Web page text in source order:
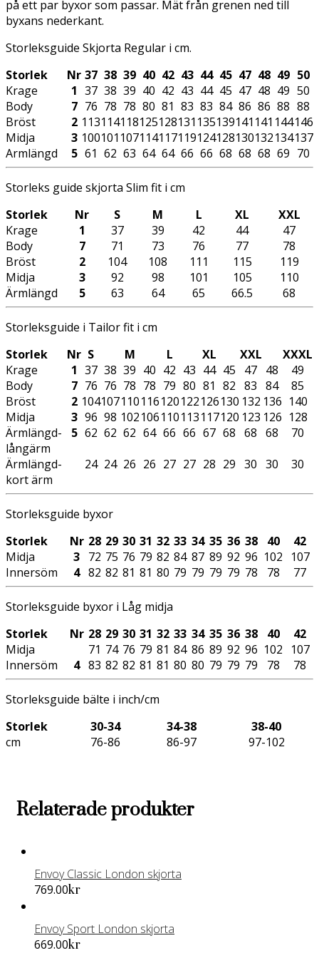
på ett par byxor som passar. Mät från grenen ned till
byxans nederkant.
Storleksguide Skjorta Regular i cm.
Storlek
Nr 37 38 39 40 42 43 44 45 47 48 49 50
Krage
1 37 38 39 40 42 43 44 45 47 48 49 50
Body
7 76 78 78 80 81 83 83 84 86 86 88 88
Bröst
2 113114118125128131 135139141 141 144146
Midja
3 100101 107114117119124128130132134137
Armlängd
5 61 62 63 64 64 66 66 68 68 68 69 70
Storleks guide skjorta Slim fit i cm
Storlek
Nr S M L XL
XXL
Krage
1 37 39 42 44
47
Body
7 71 73 76 77
78
Bröst
2 104 108 111 115
119
Midja
3 92 98 101 105
110
Ärmlängd
5 63 64 65 66.5 68
Storleksguide i Tailor fit i cm
Storlek
Nr S M L XL XXL
XXXL
Krage
1 37 38 39 40 42 43 44 45 47 48
49
Body
7 76 76 78 78 79 80 81 82 83 84
85
Bröst
2 104107110116120122126130 132 136 140
Midja
3 96 98 102106110113117120 123 126 128
Ärmlängd-
långärm
5 62 62 62 64 66 66 67 68 68 68
70
Ärmlängd-
kort ärm
24 24 26 26 27 27 28 29 30 30 30
Storleksguide byxor
Storlek
Nr 28 29 30 31 32 33 34 35 36 38 40
42
Midja
3 72 75 76 79 82 84 87 89 92 96 102
107
Innersöm
4 82 82 81 81 80 79 79 79 79 78 78 77
Storleksguide byxor i Låg midja
Storlek
Nr 28 29 30 31 32 33 34 35 36 38 40
42
Midja
71 74 76 79 81 84 86 89 92 96 102
107
Innersöm
4 83 82 82 81 81 80 80 79 79 79 78 78
Storleksguide bälte i inch/cm
Storlek
30-34 34-38
38-40
cm
76-86 86-97 97-102
Relaterade produkter
Envoy Classic London skjorta
Den
har
flera
769.00kr
Envoy Sport London skjorta
Den
669.00kr